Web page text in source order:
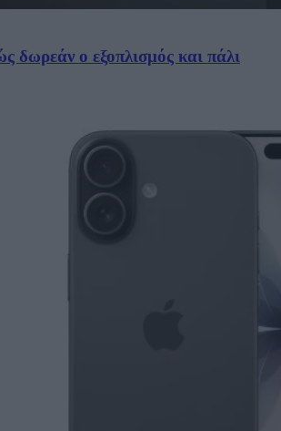
δωρεάν ο εξοπλισμός και πάλι